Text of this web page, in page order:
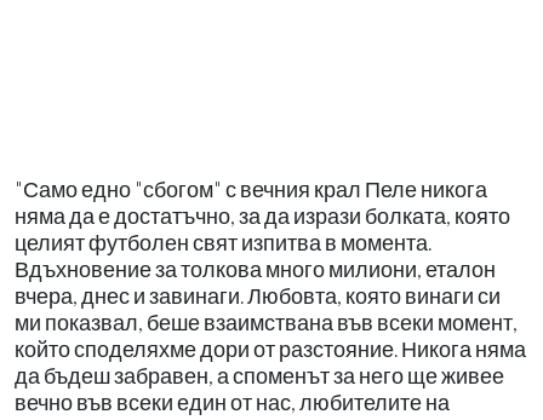
"Само едно "сбогом" с вечния крал Пеле никога
няма да е достатъчно, за да изрази болката, която
целият футболен свят изпитва в момента.
Вдъхновение за толкова много милиони, еталон
вчера, днес и завинаги. Любовта, която винаги си
ми показвал, беше взаимствана във всеки момент,
който споделяхме дори от разстояние. Никога няма
да бъдеш забравен, а споменът за него ще живее
вечно във всеки един от нас, любителите на